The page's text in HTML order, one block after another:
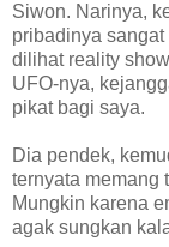
Siwon. Narinya,
pribadinya
dilihat reality
UFO-nya,
pikat bagi saya.
Dia pendek,
ternyata memang
Mungkin karena
agak sungkan